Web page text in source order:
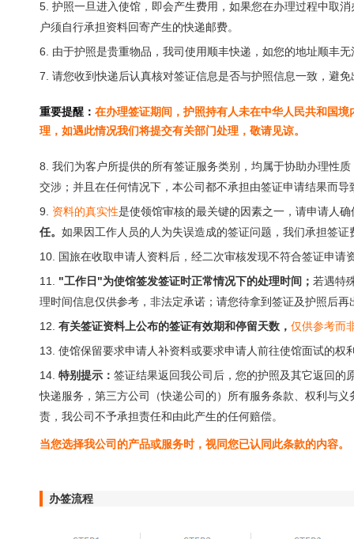
5. 护照一旦进入使馆，即会产生费用，如果您在办理过程中取
户须自行承担资料回寄产生的快递邮费。
6. 由于护照是贵重物品，我司使用顺丰快递，如您的地址顺丰
7. 请您收到快递后认真核对签证信息是否与护照信息一致，避
重要提醒： 在办理签证期间，护照持有人未在中华人民共和国
理，如遇此情况我们将提交有关部门处理，敬请见谅。
8. 我们为客户所提供的所有签证服务类别，均属于协助办理性
交涉；并且在任何情况下，本公司都不承担由签证申请结果而
9. 资料的真实性是使领馆审核的最关键的因素之一，请申请人
任。 如果因工作人员的人为失误造成的签证问题，我们承担签
10. 国旅在收取申请人资料后，经二次审核发现不符合签证申
11. "工作日"为使馆签发签证时正常情况下的处理时间； 若遇特
理时间信息仅供参考，非法定承诺；请您待拿到签证及护照后
12. 有关签证资料上公布的签证有效期和停留天数， 仅供参考而
13. 使馆保留要求申请人补资料或要求申请人前往使馆面试的权
14. 特别提示： 签证结果返回我公司后，您的护照及其它返回的
快递服务，第三方公司（快递公司的）所有服务条款、权利与
责，我公司不予承担责任和由此产生的任何赔偿。
当您选择我公司的产品或服务时，视同您已认同此条款的内容。
办签流程